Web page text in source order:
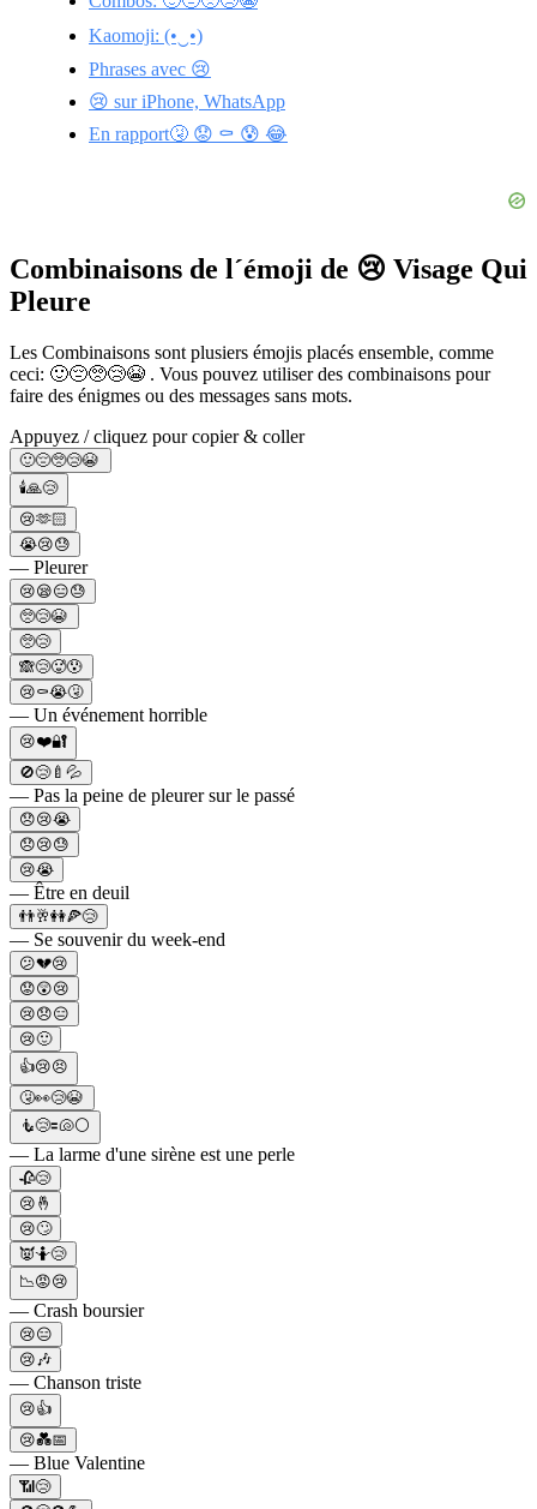
Kaomoji: (•‿•)
Phrases avec 😢
😢 sur iPhone, WhatsApp
En rapport🤧 😟 ⚰️ 😰 😂
Combinaisons de l´émoji de 😢 Visage Qui
Pleure
Les Combinaisons sont plusiers émojis placés ensemble, comme
ceci: 🙂😔🥺😢😭 . Vous pouvez utiliser des combinaisons pour
faire des énigmes ou des messages sans mots.
Appuyez / cliquez pour copier & coller
🙂😔🥺😢😭
🕯️🙏😢
😢🫶🏻
😭😢😓
— Pleurer
😢😪😑😓
🥺😢😭
🥺😢
🙈😢🥵😰
😢⚰️😭🤧
— Un événement horrible
😢❤️🔐
🚫😢🍼💦
— Pas la peine de pleurer sur le passé
😞😢😭
😞😢😓
😢😭
— Être en deuil
👬🥂👭🍕😢
— Se souvenir du week-end
😕💔😢
😟😲😢
😢😞😑
😢🙂
👍😢😣
🤧👀😢😭
🧜️😢🟰🐚⚪️
— La larme d'une sirène est une perle
🥀😢
😢🤞
😢🙄
👿🤷😢
📉😡😢
— Crash boursier
😢😑
😢🎶
— Chanson triste
😢👍
😢💑📅
— Blue Valentine
📶😢